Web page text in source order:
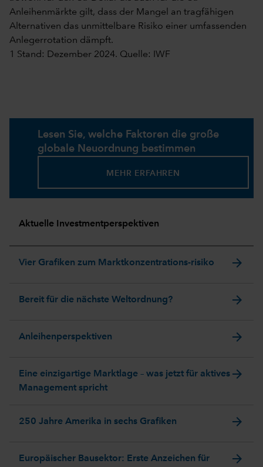
Anleihenmärkte gilt, dass der Mangel an tragfähigen
Alternativen das unmittelbare Risiko einer umfassenden
Anlegerrotation dämpft.
1 Stand: Dezember 2024. Quelle: IWF
Lesen Sie, welche Faktoren die große
globale Neuordnung bestimmen
MEHR ERFAHREN
Aktuelle Investmentperspektiven
Vier Grafiken zum Marktkonzentrations-risiko arrow_forward
Bereit für die nächste Weltordnung? arrow_forward
Anleihenperspektiven arrow_forward
Eine einzigartige Marktlage – was jetzt für aktives
Management spricht
arrow_forward
250 Jahre Amerika in sechs Grafiken arrow_forward
Europäischer Bausektor: Erste Anzeichen für
arrow_forward